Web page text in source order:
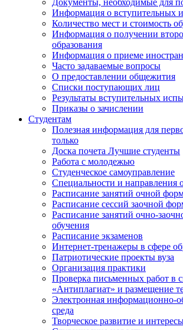
Документы, необходимые для
Информация о вступительных
Количество мест и стоимость
Информация о получении
образования
Информация о приеме
Часто задаваемые вопросы
О предоставлении общежития
Списки поступающих лиц
Результаты вступительных
Приказы о зачислении
Студентам
Полезная информация для
только
Доска почета Лучшие студенты
Работа с молодежью
Студенческое самоуправление
Специальности и направления
Расписание занятий очной
Расписание сессий заочной
Расписание занятий очно-
обучения
Расписание экзаменов
Интернет-тренажеры в сфере
Патриотические проекты вуза
Организация практики
Проверка письменных работ в
«Антиплагиат» и размещение
Электронная информационно-
среда
Творческое развитие и